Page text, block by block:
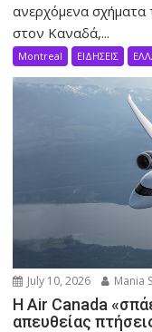
ανερχόμενα σχήματα
στον Καναδά,...
Montreal ΕΙΔΗΣΕΙΣ
July 10, 2026 Mania
Η Air Canada
απευθείας